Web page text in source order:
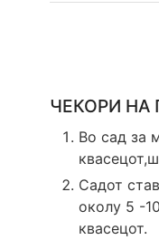
ЧЕКОРИ НА
Во сад за
Садот
околу 5 -
квасецот.